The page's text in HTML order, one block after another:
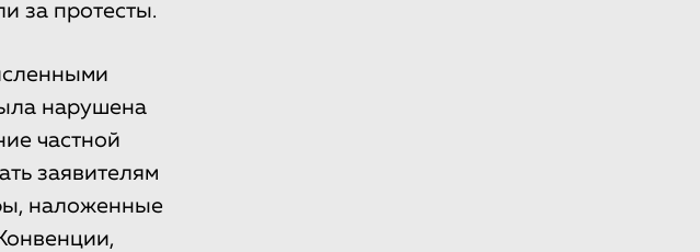
за протесты.
нарушена
частной
заявителям
наложенные